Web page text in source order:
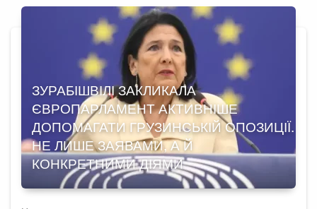
ЗУРАБІШВІЛІ ЗАКЛИКАЛА
ЄВРОПАРЛАМЕНТ АКТИВНІШЕ
ДОПОМАГАТИ ГРУЗИНСЬКІЙ ОПОЗИЦІЇ.
НЕ ЛИШЕ ЗАЯВАМИ, А Й
КОНКРЕТНИМИ ДІЯМИ